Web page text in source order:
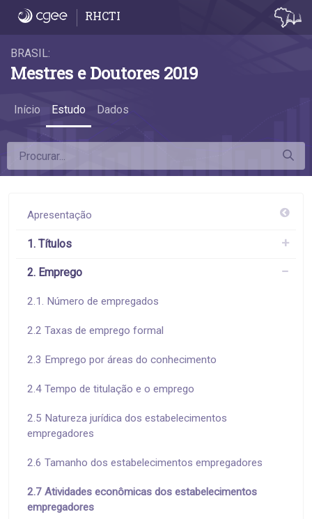
2.7 Atividades econômicas dos
RHCTI
BRASIL:
Mestres e Doutores 2019
Início Estudo Dados
Apresentação
1. Títulos
2. Emprego
2.1. Número de empregados
2.2 Taxas de emprego formal
2.3 Emprego por áreas do conhecimento
2.4 Tempo de titulação e o emprego
2.5 Natureza jurídica dos estabelecimentos
empregadores
2.6 Tamanho dos estabelecimentos empregadores
2.7 Atividades econômicas dos estabelecimentos
empregadores